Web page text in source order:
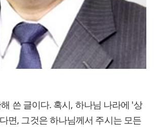
쓴 글이다. 혹시, 하나님 나라에 '상
면, 그것은 하나님께서 주시는 모든